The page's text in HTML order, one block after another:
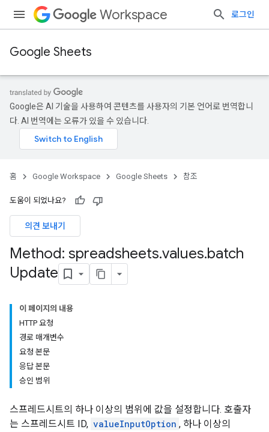
Workspace 로그인
Google Sheets
Google은 AI 기술을 사용하여 콘텐츠를 사용자의 기본 언어로 번역합니
다. AI 번역에는 오류가 있을 수 있습니다.
홈 Google Workspace Google Sheets 참조
도움이 되었나요?
의견 보내기
Method: spreadsheets.values.batch
Update
이 페이지의 내용
HTTP 요청
경로 매개변수
요청 본문
응답 본문
승인 범위
스프레드시트의 하나 이상의 범위에 값을 설정합니다. 호출자
는 스프레드시트 ID, valueInputOption , 하나 이상의